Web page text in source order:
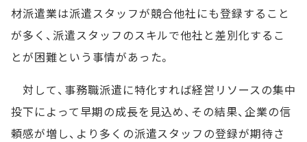
材派遣業は派遣スタッフが競合他社にも登録すること
が多く、派遣スタッフのスキルで他社と差別化するこ
とが困難という事情があった。
対して、事務職派遣に特化すれば経営リソースの集中
投下によって早期の成長を見込め、その結果、企業の信
頼感が増し、より多くの派遣スタッフの登録が期待さ